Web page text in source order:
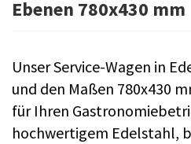
Ebenen 780x430 mm
Unser Service-Wagen in
und den Maßen 780x430
für Ihren
hochwertigem Edelstahl,